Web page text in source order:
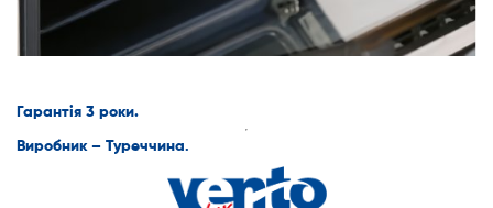
Гарантія 3 роки.
Виробник – Туреччина.